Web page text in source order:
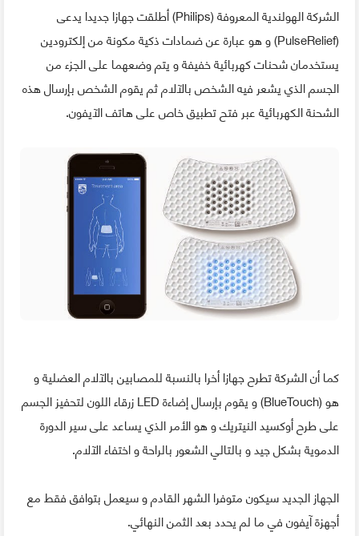
الشركة الهولندية المعروفة (Philips) أطلقت جهازا جديدا يدعى
(PulseRelief) و هو عبارة عن ضمادات ذكية مكونة من إلكترودين
يستخدمان شحنات كهربائية خفيفة و يتم وضعهما على الجزء من
الجسم الذي يشعر فيه الشخص بالآلام ثم يقوم الشخص بإرسال هذه
الشحنة الكهربائية عبر فتح تطبيق خاص على هاتف الآيفون.
كما أن الشركة تطرح جهازا أخرا بالنسبة للمصابين بالآلام العضلية و
هو (BlueTouch) و يقوم بإرسال إضاءة LED زرقاء اللون لتحفيز الجسم
على طرح أوكسيد النيتريك و هو الأمر الذي يساعد على سير الدورة
الدموية بشكل جيد و بالتالي الشعور بالراحة و اختفاء الآلام.
الجهاز الجديد سيكون متوفرا الشهر القادم و سيعمل بتوافق فقط مع
أجهزة آيفون في ما لم يحدد بعد الثمن النهائي.